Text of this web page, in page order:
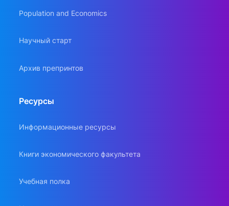
Population and Economics
Научный старт
Архив препринтов
Ресурсы
Информационные ресурсы
Книги экономического факультета
Учебная полка